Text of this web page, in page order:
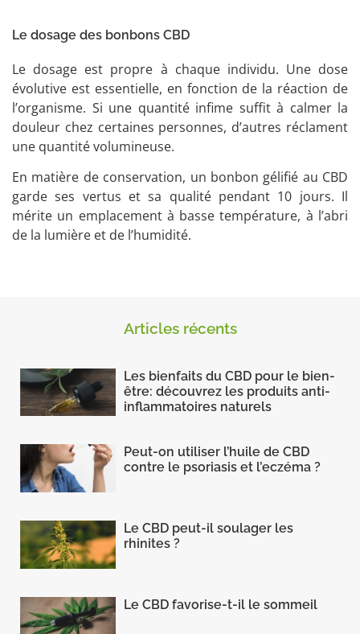
Le dosage des bonbons CBD
Le dosage est propre à chaque individu. Une dose
évolutive est essentielle, en fonction de la réaction de
l’organisme. Si une quantité infime suffit à calmer la
douleur chez certaines personnes, d’autres réclament
une quantité volumineuse.
En matière de conservation, un bonbon gélifié au CBD
garde ses vertus et sa qualité pendant 10 jours. Il
mérite un emplacement à basse température, à l’abri
de la lumière et de l’humidité.
Articles récents
Les bienfaits du CBD pour le bien-
être: découvrez les produits anti-
inflammatoires naturels
Peut-on utiliser l’huile de CBD
contre le psoriasis et l’eczéma ?
Le CBD peut-il soulager les
rhinites ?
Le CBD favorise-t-il le sommeil